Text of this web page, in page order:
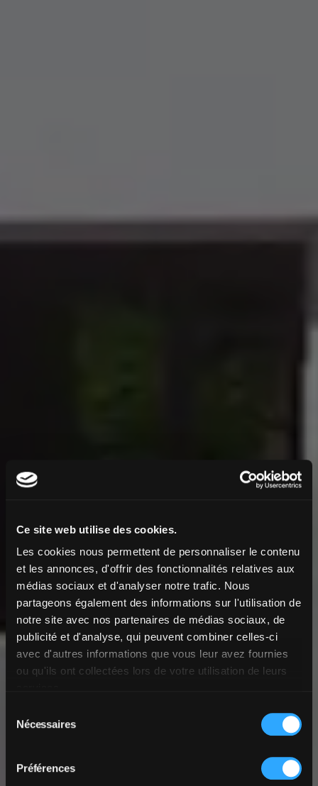
Ce site web utilise des cookies.
Les cookies nous permettent de personnaliser le contenu
et les annonces, d'offrir des fonctionnalités relatives aux
médias sociaux et d'analyser notre trafic. Nous
partageons également des informations sur l'utilisation de
notre site avec nos partenaires de médias sociaux, de
publicité et d'analyse, qui peuvent combiner celles-ci
avec d'autres informations que vous leur avez fournies
ou qu'ils ont collectées lors de votre utilisation de leurs
Nécessaires
Préférences